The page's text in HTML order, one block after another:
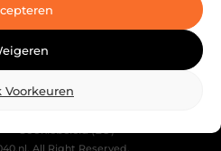
Voorkeuren
All Right Reserved.